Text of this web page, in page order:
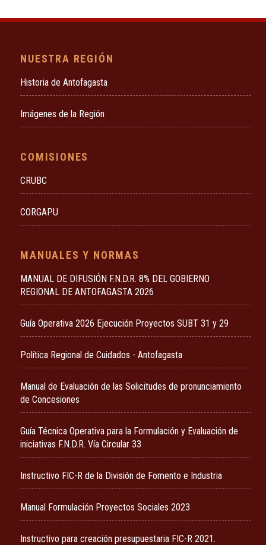
NUESTRA REGIÓN
Historia de Antofagasta
Imágenes de la Región
COMISIONES
CRUBC
CORGAPU
MANUALES Y NORMAS
MANUAL DE DIFUSIÓN F.N.D.R. 8% DEL GOBIERNO
REGIONAL DE ANTOFAGASTA 2026
Guía Operativa 2026 Ejecución Proyectos SUBT 31 y 29
Política Regional de Cuidados - Antofagasta
Manual de Evaluación de las Solicitudes de pronunciamiento
de Concesiones
Guía Técnica Operativa para la Formulación y Evaluación de
iniciativas F.N.D.R. Vía Circular 33
Instructivo FIC-R de la División de Fomento e Industria
Manual Formulación Proyectos Sociales 2023
Instructivo para creación presupuestaria FIC-R 2021.